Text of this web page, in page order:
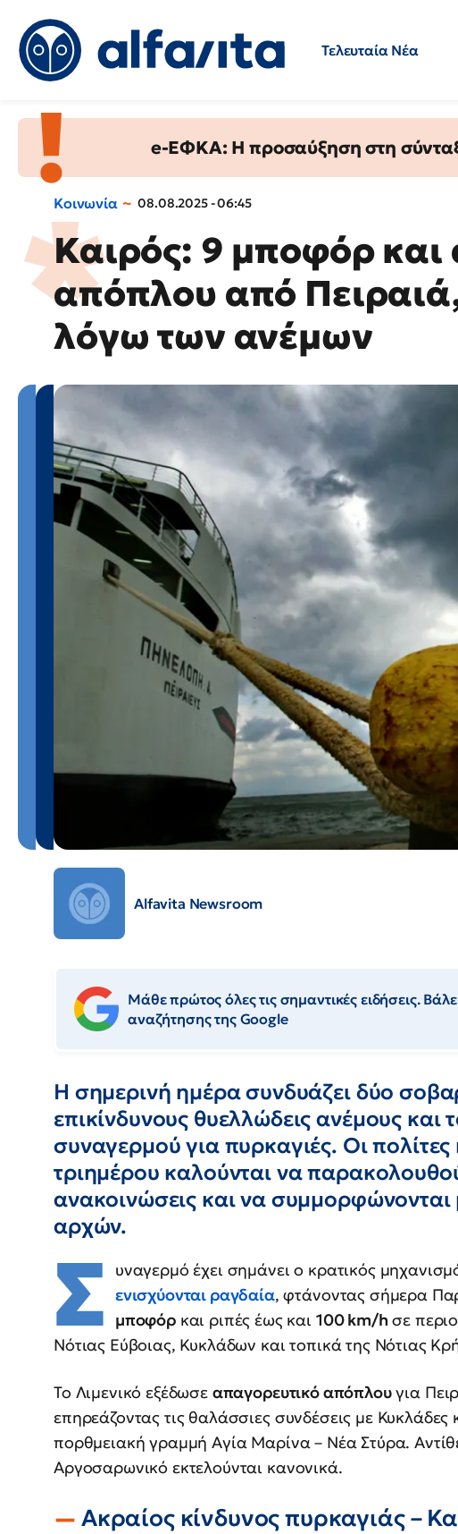
Τελευταία Νέα
e-ΕΦΚΑ: Η προσαύξηση στη
Κοινωνία 08.08.2025 - 06:45
Καιρός: 9 μποφόρ και
απόπλου από
λόγω των ανέμων
Alfavita Newsroom
Μάθε πρώτος όλες τις σημαντικές ειδήσεις.
αναζήτησης της Google
Η σημερινή ημέρα συνδυάζει δύο
επικίνδυνους θυελλώδεις ανέμους
συναγερμού για πυρκαγιές. Οι πολίτες
τριημέρου καλούνται να
ανακοινώσεις και να συμμορφώνονται
αρχών.
Σ υναγερμό έχει σημάνει ο κρατικός
ενισχύονται ραγδαία, φτάνοντας σήμερα
μποφόρκαι ριπές έως και 100 km/h σε
Νότιας Εύβοιας, Κυκλάδων και τοπικά της Νότιας
Το Λιμενικό εξέδωσε απαγορευτικό απόπλουγια
επηρεάζοντας τις θαλάσσιες συνδέσεις με
πορθμειακή γραμμή Αγία Μαρίνα – Νέα Στύρα.
Αργοσαρωνικό εκτελούνται κανονικά.
Ακραίος κίνδυνος πυρκαγιάς –